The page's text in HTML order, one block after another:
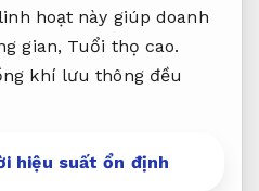
hoạt này giúp doanh
gian, Tuổi thọ cao.
khí lưu thông đều
hiệu suất ổn định